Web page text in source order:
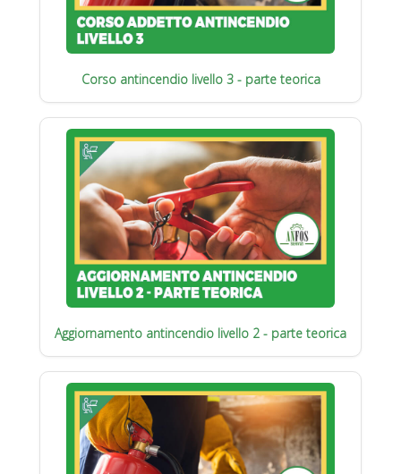
Corso antincendio livello 3 - parte teorica
Aggiornamento antincendio livello 2 - parte teorica